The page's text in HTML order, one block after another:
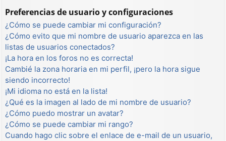
Preferencias de usuario y configuraciones
¿Cómo se puede cambiar mi configuración?
¿Cómo evito que mi nombre de usuario aparezca en las
listas de usuarios conectados?
¡La hora en los foros no es correcta!
Cambié la zona horaria en mi perfil, ¡pero la hora sigue
siendo incorrecto!
¡Mi idioma no está en la lista!
¿Qué es la imagen al lado de mi nombre de usuario?
¿Cómo puedo mostrar un avatar?
¿Cómo se puede cambiar mi rango?
Cuando hago clic sobre el enlace de e-mail de un usuario,